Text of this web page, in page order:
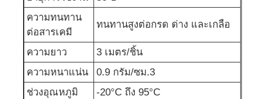
ความทนทาน
ต่อสารเคมี
ทนทานสูงต่อกรด ด่าง และเกลือ
ความยาว
3 เมตร/ชิ้น
ความหนาแน่น
0.9 กรัม/ซม.3
ช่วงอุณหภูมิ
-20°C ถึง 95°C